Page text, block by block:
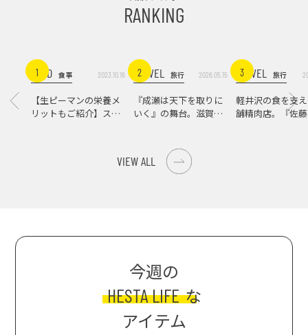
RANKING
1FOOD 食事 2023.10.16
【生ピーマンの栄養メ
リットもご紹介】スパ
2
TRAVEL 旅行 2026.05.15
『成瀬は天下を取りに
いく』の舞台。滋賀県
3
TRAVEL 旅行
軽井沢の食を支
舗精肉店。『佐
VIEW ALL
今週の
HESTA LIFE な
アイテム